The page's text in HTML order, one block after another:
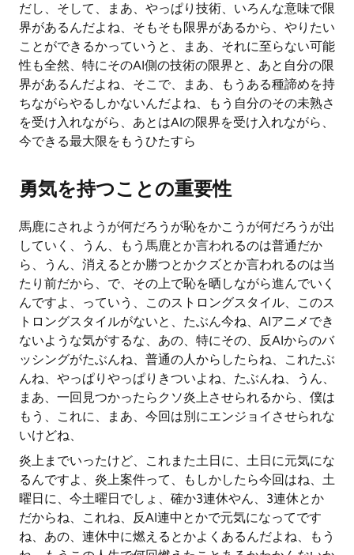
だし、そして、まあ、やっぱり技術、いろんな意味で限
界があるんだよね、そもそも限界があるから、やりたい
ことができるかっていうと、まあ、それに至らない可能
性も全然、特にそのAI側の技術の限界と、あと自分の限
界があるんだよね、そこで、まあ、もうある種諦めを持
ちながらやるしかないんだよね、もう自分のその未熟さ
を受け入れながら、あとはAIの限界を受け入れながら、
今できる最大限をもうひたすら
勇気を持つことの重要性
馬鹿にされようが何だろうが恥をかこうが何だろうが出
していく、うん、もう馬鹿とか言われるのは普通だか
ら、うん、消えるとか勝つとかクズとか言われるのは当
たり前だから、で、その上で恥を晒しながら進んでいく
んですよ、っていう、このストロングスタイル、このス
トロングスタイルがないと、たぶん今ね、AIアニメでき
ないような気がするな、あの、特にその、反AIからのバ
ッシングがたぶんね、普通の人からしたらね、これたぶ
んね、やっぱりやっぱりきついよね、たぶんね、うん、
まあ、一回見つかったらクソ炎上させられるから、僕は
もう、これに、まあ、今回は別にエンジョイさせられな
いけどね、
炎上までいったけど、これまた土日に、土日に元気にな
るんですよ、炎上案件って、もしかしたら今回はね、土
曜日に、今土曜日でしょ、確か3連休やん、3連休とか
だからね、これね、反AI連中とかで元気になってです
ね、あの、連休中に燃えるとかよくあるんだよね、もう